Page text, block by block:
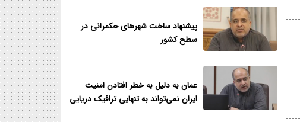
پیشنهاد ساخت شهرهای حکمرانی در
سطح کشور
عمان به دلیل به خطر افتادن امنیت
ایران نمی‌تواند به تنهایی ترافیک دریایی